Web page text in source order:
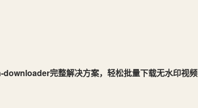
完整解决方案，轻松批量下载无水印视频